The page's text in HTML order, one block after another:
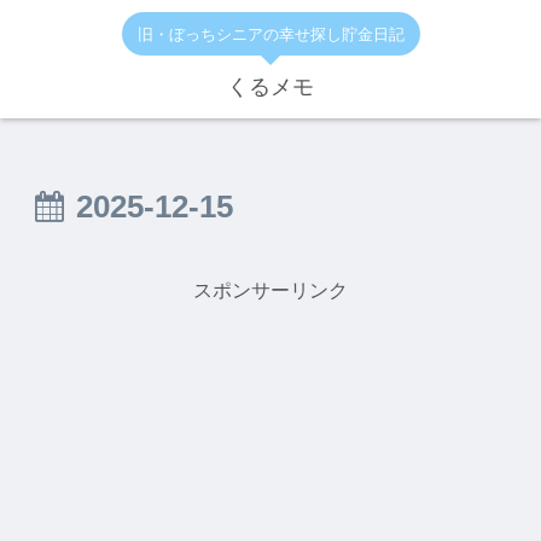
旧・ぼっちシニアの幸せ探し貯金日記
くるメモ
2025-12-15
スポンサーリンク